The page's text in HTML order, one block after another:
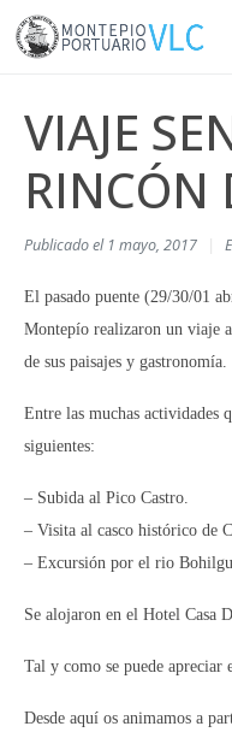
VIAJE
RINCÓN
Publicado el 1 mayo, 2017
El pasado puente (29/30/01
Montepío realizaron un viaje
de sus paisajes y gastronomía.
Entre las muchas actividades
siguientes:
– Subida al Pico Castro.
– Visita al casco histórico de
– Excursión por el rio
Se alojaron en el Hotel Casa
Tal y como se puede
Desde aquí os animamos a